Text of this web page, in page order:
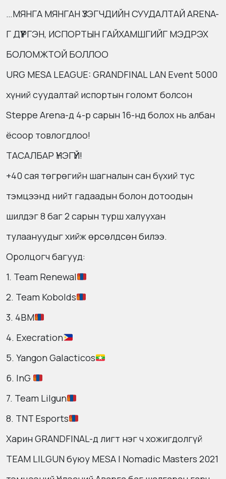
…МЯНГА МЯНГАН ҮЗЭГЧДИЙН СУУДАЛТАЙ ARENA-
Г ДҮҮРГЭН, ИСПОРТЫН ГАЙХАМШГИЙГ МЭДРЭХ
БОЛОМЖТОЙ БОЛЛОО
URG MESA LEAGUE: GRANDFINAL LAN Event 5000
хүний суудалтай испортын голомт болсон
Steppe Arena-д 4-р сарын 16-нд болох нь албан
ёсоор товлогдлоо!
ТАСАЛБАР ҮНЭГҮЙ!
+40 сая төгрөгийн шагналын сан бүхий тус
тэмцээнд нийт гадаадын болон дотоодын
шилдэг 8 баг 2 сарын турш халуухан
тулаануудыг хийж өрсөлдсөн билээ.
Оролцогч багууд:
1. Team Renewal
2. Team Kobolds
3. 4BM
4. Execration
5. Yangon Galacticos
6. InG
7. Team Lilgun
8. TNT Esports
Харин GRANDFINAL-д лигт нэг ч хожигдолгүй
TEAM LILGUN буюу MESA | Nomadic Masters 2021